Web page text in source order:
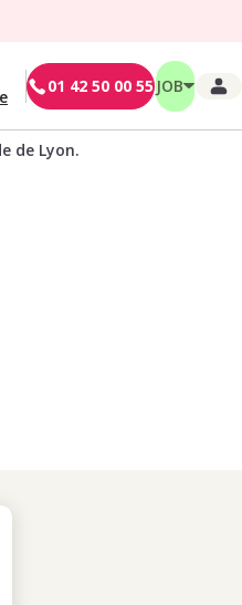
01 42 50 00 55 JOB
de Lyon.